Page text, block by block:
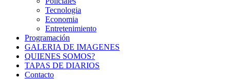
Tecnologia
Economia
Entretenimiento
Programación
GALERIA DE IMAGENES
QUIENES SOMOS?
TAPAS DE DIARIOS
Contacto